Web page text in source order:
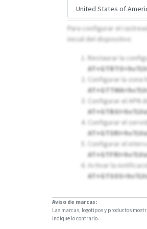
Para configurar el
inicial del dispositivo
Restaurar la
Configurar la zona
Configurar el APN
Configurar el
Configurar el
Activar la
Aviso de marcas:
Las marcas, logotipos y productos
indique lo contrario.